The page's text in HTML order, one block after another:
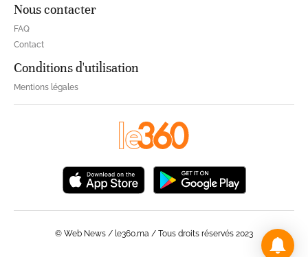
Nous contacter
FAQ
Contact
Conditions d'utilisation
Mentions légales
© Web News / le360.ma / Tous droits réservés 2023